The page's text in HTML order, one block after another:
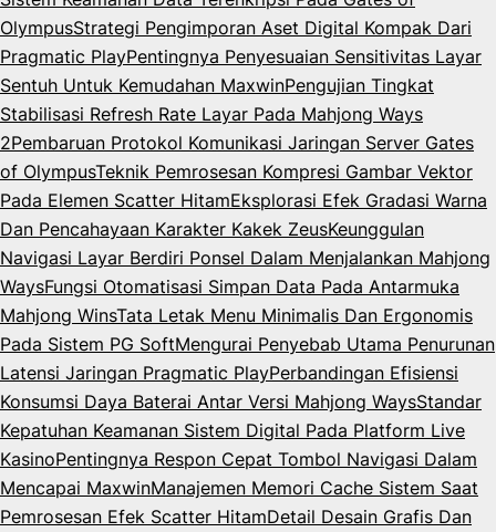
OlympusStrategi Pengimporan Aset Digital Kompak Dari
Pragmatic PlayPentingnya Penyesuaian Sensitivitas Layar
Sentuh Untuk Kemudahan MaxwinPengujian Tingkat
Stabilisasi Refresh Rate Layar Pada Mahjong Ways
2Pembaruan Protokol Komunikasi Jaringan Server Gates
of OlympusTeknik Pemrosesan Kompresi Gambar Vektor
Pada Elemen Scatter HitamEksplorasi Efek Gradasi Warna
Dan Pencahayaan Karakter Kakek ZeusKeunggulan
Navigasi Layar Berdiri Ponsel Dalam Menjalankan Mahjong
WaysFungsi Otomatisasi Simpan Data Pada Antarmuka
Mahjong WinsTata Letak Menu Minimalis Dan Ergonomis
Pada Sistem PG SoftMengurai Penyebab Utama Penurunan
Latensi Jaringan Pragmatic PlayPerbandingan Efisiensi
Konsumsi Daya Baterai Antar Versi Mahjong WaysStandar
Kepatuhan Keamanan Sistem Digital Pada Platform Live
KasinoPentingnya Respon Cepat Tombol Navigasi Dalam
Mencapai MaxwinManajemen Memori Cache Sistem Saat
Pemrosesan Efek Scatter HitamDetail Desain Grafis Dan